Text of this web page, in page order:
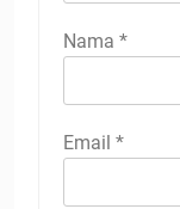
Nama *
Email *